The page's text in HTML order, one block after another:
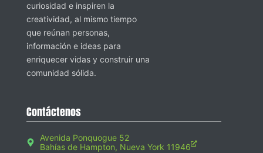
curiosidad e inspiren la
creatividad, al mismo tiempo
que reúnan personas,
información e ideas para
enriquecer vidas y construir una
comunidad sólida.
Contáctenos
Avenida Ponquogue 52
Bahías de Hampton, Nueva York 11946